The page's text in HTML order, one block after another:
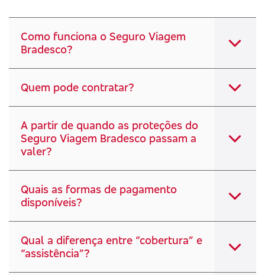
Como funciona o Seguro Viagem
Bradesco?
Quem pode contratar?
A partir de quando as proteções do
Seguro Viagem Bradesco passam a
valer?
Quais as formas de pagamento
disponíveis?
Qual a diferença entre “cobertura” e
“assistência”?